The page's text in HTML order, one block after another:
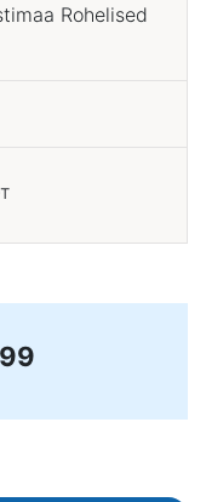
Rohelised